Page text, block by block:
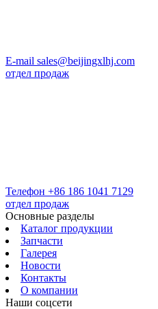
E-mail sales@beijingxlhj.com
отдел продаж
Телефон +86 186 1041 7129
отдел продаж
Основные разделы
Каталог продукции
Запчасти
Галерея
Новости
Контакты
О компании
Наши соцсети